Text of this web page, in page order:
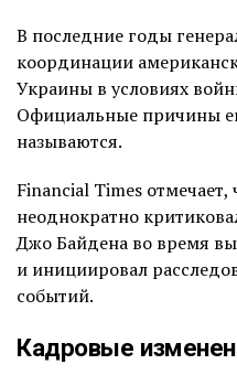
В последние годы
координации
Украины в условиях
Официальные причины
называются.
Financial Times отмечает,
неоднократно
Джо Байдена во время
и инициировал
событий.
Кадровые